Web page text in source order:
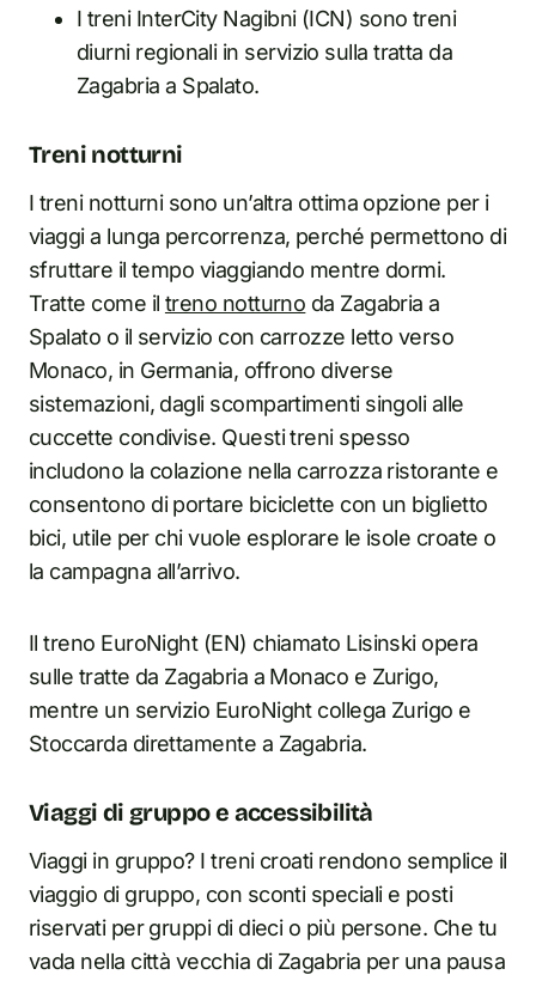
I treni InterCity Nagibni (ICN) sono treni
diurni regionali in servizio sulla tratta da
Zagabria a Spalato.
Treni notturni
I treni notturni sono un’altra ottima opzione per i
viaggi a lunga percorrenza, perché permettono di
sfruttare il tempo viaggiando mentre dormi.
Tratte come il treno notturno da Zagabria a
Spalato o il servizio con carrozze letto verso
Monaco, in Germania, offrono diverse
sistemazioni, dagli scompartimenti singoli alle
cuccette condivise. Questi treni spesso
includono la colazione nella carrozza ristorante e
consentono di portare biciclette con un biglietto
bici, utile per chi vuole esplorare le isole croate o
la campagna all’arrivo.
Il treno EuroNight (EN) chiamato Lisinski opera
sulle tratte da Zagabria a Monaco e Zurigo,
mentre un servizio EuroNight collega Zurigo e
Stoccarda direttamente a Zagabria.
Viaggi di gruppo e accessibilità
Viaggi in gruppo? I treni croati rendono semplice il
viaggio di gruppo, con sconti speciali e posti
riservati per gruppi di dieci o più persone. Che tu
vada nella città vecchia di Zagabria per una pausa